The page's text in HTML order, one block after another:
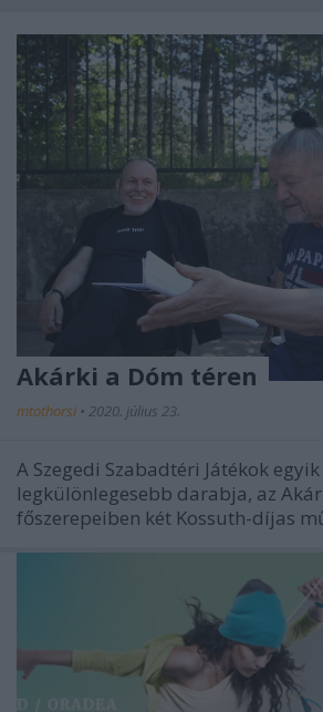
Akárki a Dóm téren
mtothorsi • 2020. július 23.
A Szegedi Szabadtéri Játékok egyik
legkülönlegesebb darabja, az
főszerepeiben két Kossuth-díjas